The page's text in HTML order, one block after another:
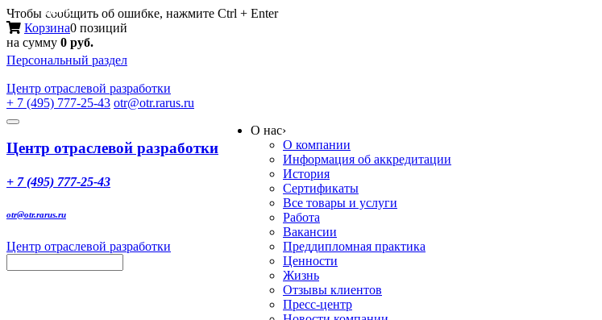
Чтобы сообщить об ошибке, нажмите Ctrl + Enter
Корзина0 позиций
на сумму 0 руб.
Персональный раздел
Центр отраслевой разработки
+ 7 (495) 777-25-43 otr@otr.rarus.ru
Toggle
Меню
Центр отраслевой разработки
+ 7 (495) 777-25-43
otr@otr.rarus.ru
Центр отраслевой разработки
О нас›
О компании
Информация об аккредитации
История
Сертификаты
Все товары и услуги
Работа
Вакансии
Преддипломная практика
Ценности
Жизнь
Отзывы клиентов
Пресс-центр